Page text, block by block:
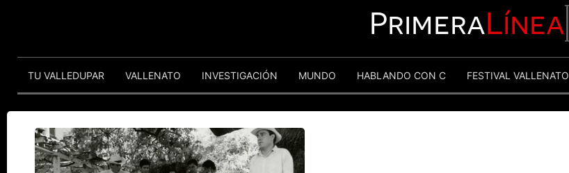
PrimeraLínea
TU VALLEDUPAR VALLENATO INVESTIGACIÓN MUNDO HABLANDO CON C FESTIVAL VALLENATO